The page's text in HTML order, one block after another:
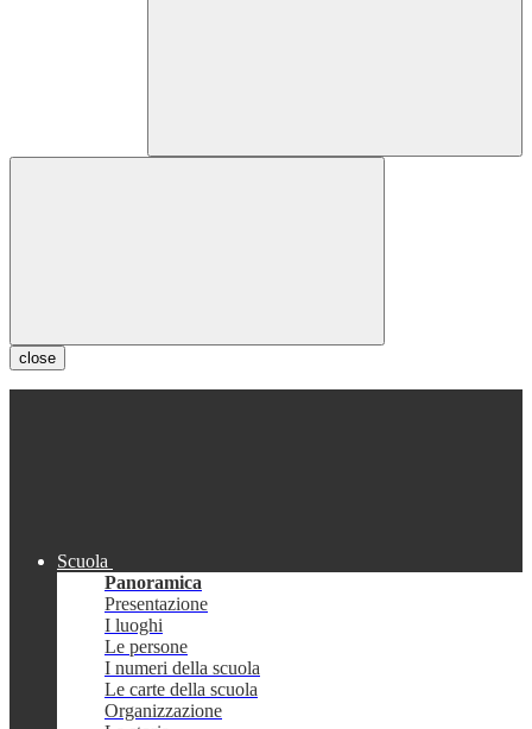
close
Scuola
Panoramica
Presentazione
I luoghi
Le persone
I numeri della scuola
Le carte della scuola
Organizzazione